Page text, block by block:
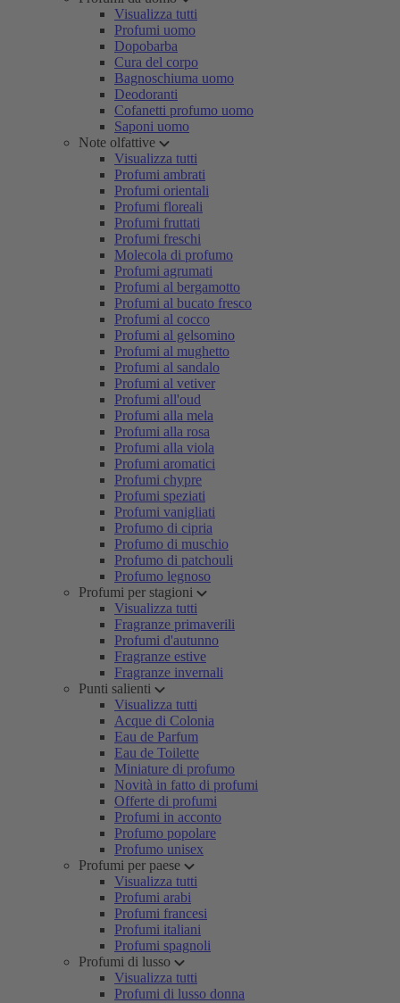
Visualizza tutti
Profumi uomo
Dopobarba
Cura del corpo
Bagnoschiuma uomo
Deodoranti
Cofanetti profumo uomo
Saponi uomo
Note olfattive
Visualizza tutti
Profumi ambrati
Profumi orientali
Profumi floreali
Profumi fruttati
Profumi freschi
Molecola di profumo
Profumi agrumati
Profumi al bergamotto
Profumi al bucato fresco
Profumi al cocco
Profumi al gelsomino
Profumi al mughetto
Profumi al sandalo
Profumi al vetiver
Profumi all'oud
Profumi alla mela
Profumi alla rosa
Profumi alla viola
Profumi aromatici
Profumi chypre
Profumi speziati
Profumi vanigliati
Profumo di cipria
Profumo di muschio
Profumo di patchouli
Profumo legnoso
Profumi per stagioni
Visualizza tutti
Fragranze primaverili
Profumi d'autunno
Fragranze estive
Fragranze invernali
Punti salienti
Visualizza tutti
Acque di Colonia
Eau de Parfum
Eau de Toilette
Miniature di profumo
Novità in fatto di profumi
Offerte di profumi
Profumi in acconto
Profumo popolare
Profumo unisex
Profumi per paese
Visualizza tutti
Profumi arabi
Profumi francesi
Profumi italiani
Profumi spagnoli
Profumi di lusso
Visualizza tutti
Profumi di lusso donna